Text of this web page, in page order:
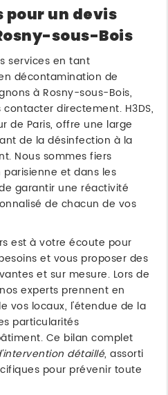
un devis
sous-Bois
services en tant
décontamination de
à Rosny-sous-Bois,
directement. H3DS,
de Paris, offre une large
de la désinfection à la
Nous sommes fiers
et dans les
garantir une réactivité
de chacun de vos
est à votre écoute pour
et vous proposer des
et sur mesure. Lors de
experts prennent en
vos locaux, l'étendue de la
particularités
Ce bilan complet
détaillé, assorti
pour prévenir toute